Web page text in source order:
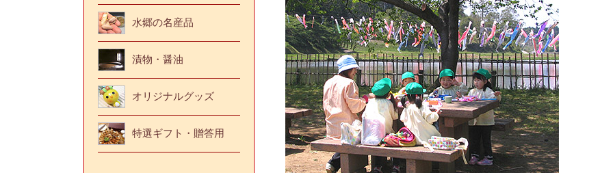
水郷の名産品
漬物・醤油
オリジナルグッズ
特選ギフト・贈答用